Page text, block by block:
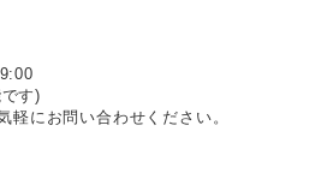
す)
軽にお問い合わせください。